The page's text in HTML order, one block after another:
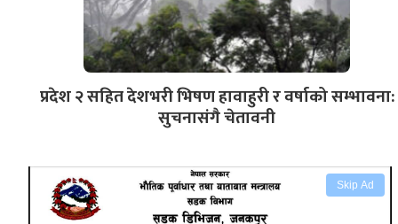
Skip Ad
प्रदेश २ सहित देशभरी भिषण हावाहुरी र वर्षाको सम्भावना:
सुचनासंगै चेतावनी